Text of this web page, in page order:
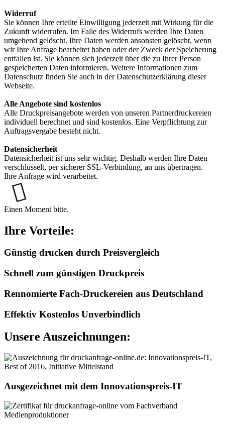
Widerruf
Sie können Ihre erteilte Einwilligung jederzeit mit Wirkung für die
Zukunft widerrufen. Im Falle des Widerrufs werden Ihre Daten
umgehend gelöscht. Ihre Daten werden ansonsten gelöscht, wenn
wir Ihre Anfrage bearbeitet haben oder der Zweck der Speicherung
entfallen ist. Sie können sich jederzeit über die zu Ihrer Person
gespeicherten Daten informieren. Weitere Informationen zum
Datenschutz finden Sie auch in der Datenschutzerklärung dieser
Webseite.
Alle Angebote sind kostenlos
Alle Druckpreisangebote werden von unseren Partnerdruckereien
individuell berechnet und sind kostenlos. Eine Verpflichtung zur
Auftragsvergabe besteht nicht.
Datensicherheit
Datensicherheit ist uns sehr wichtig. Deshalb werden Ihre Daten
verschlüsselt, per sicherer SSL-Verbindung, an uns übertragen.
Ihre Anfrage wird verarbeitet.
Einen Moment bitte.
Ihre Vorteile:
Günstig drucken durch Preisvergleich
Schnell zum günstigen Druckpreis
Rennomierte Fach-Druckereien aus Deutschland
Effektiv Kostenlos Unverbindlich
Unsere Auszeichnungen:
Ausgezeichnet mit dem Innovationspreis-IT